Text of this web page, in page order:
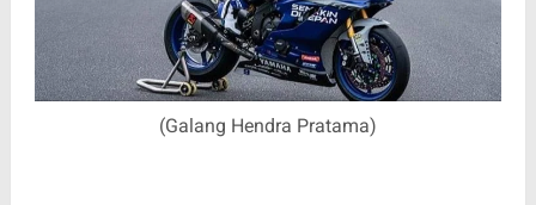
(Galang Hendra Pratama)